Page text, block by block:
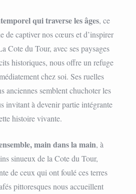
qui traverse les âges, ce
de captiver nos cœurs et d’inspirer
Cote du Tour, avec ses paysages
historiques, nous offre un refuge
chez soi. Ses ruelles
anciennes semblent chuchoter les
invitant à devenir partie intégrante
histoire vivante.
main dans la main, à
sinueux de la Cote du Tour,
de ceux qui ont foulé ces terres
pittoresques nous accueillent